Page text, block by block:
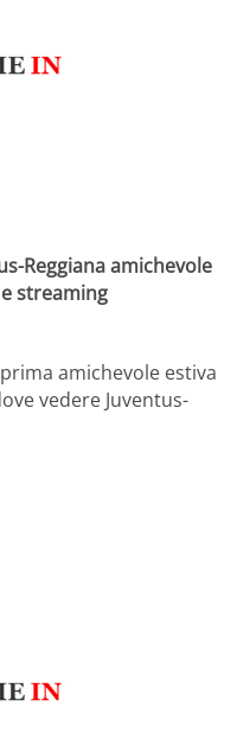
Reggiana amichevole
streaming
amichevole estiva
vedere Juventus-